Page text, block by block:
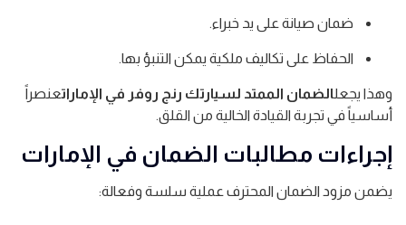
ضمان صيانة على يد خبراء.
الحفاظ على تكاليف ملكية يمكن التنبؤ بها.
وهذا يجعلالضمان الممتد لسيارتك رنج روفر في الإماراتعنصراً
أساسياً في تجربة القيادة الخالية من القلق.
إجراءات مطالبات الضمان في الإمارات
يضمن مزود الضمان المحترف عملية سلسة وفعالة: